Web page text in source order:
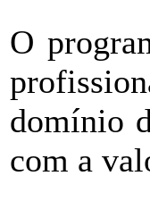
O
domínio
com a